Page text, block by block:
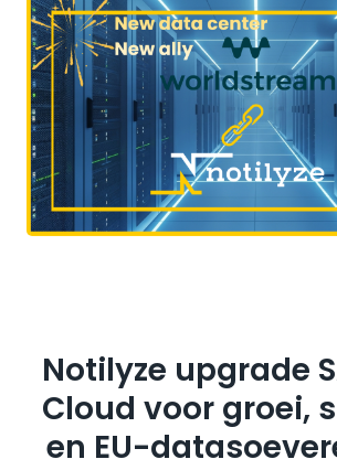
Notilyze upgrade
Cloud voor groei,
en EU-